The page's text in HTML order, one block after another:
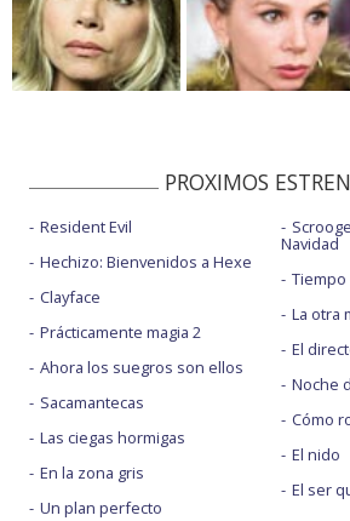
PROXIMOS
Resident Evil
Hechizo: Bienvenidos a Hexe
Clayface
Prácticamente magia 2
Ahora los suegros son ellos
Sacamantecas
Las ciegas hormigas
En la zona gris
Un plan perfecto
Navidad
Tiempo
La otra
El
Noche
Cómo
El nido
El ser